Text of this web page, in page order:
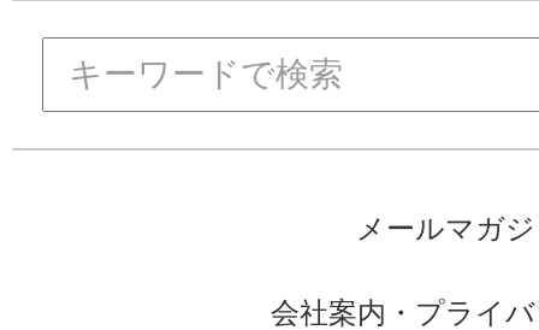
メールマガ
会社案内 ・ プライ